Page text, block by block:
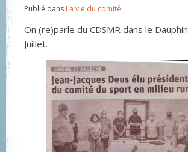
Publié dans La vie du comité
On (re)parle du CDSMR dans le
Juillet.